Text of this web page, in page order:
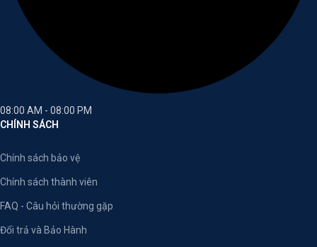
08:00 AM - 08:00 PM
CHÍNH SÁCH
Chính sách bảo vệ
Chính sách thành viên
FAQ - Câu hỏi thường gặp
Đổi trả và Bảo Hành